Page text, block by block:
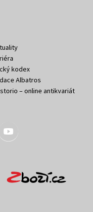
kodex
Albatros
– online antikvariát